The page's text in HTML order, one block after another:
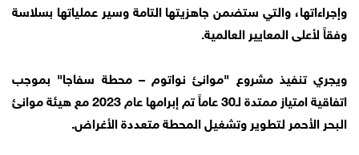
وإجراءاتها، والتي ستضمن جاهزيتها التامة وسير عملياتها بسلاسة
وفقاً لأعلى المعايير العالمية.
ويجري تنفيذ مشروع "موانئ نواتوم – محطة سفاجا" بموجب
اتفاقية امتياز ممتدة لـ30 عاماً تم إبرامها عام 2023 مع هيئة موانئ
البحر الأحمر لتطوير وتشغيل المحطة متعددة الأغراض.